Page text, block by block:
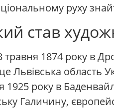
руху
став
1874 року в
Львівська
1925 року в
Галичину,